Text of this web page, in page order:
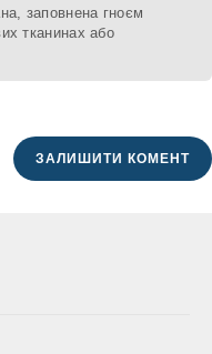
заповнена гноєм
тканинах або
ЗАЛИШИТИ КОМЕНТ